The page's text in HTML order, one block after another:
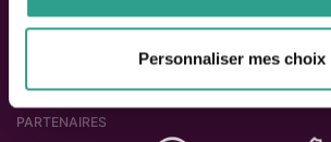
Personnaliser mes choix
PARTENAIRES